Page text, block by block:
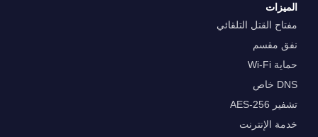
الميزات
مفتاح القتل التلقائي
نفق مقسم
حماية Wi-Fi
DNS خاص
تشفير AES-256
خدمة الإنترنت